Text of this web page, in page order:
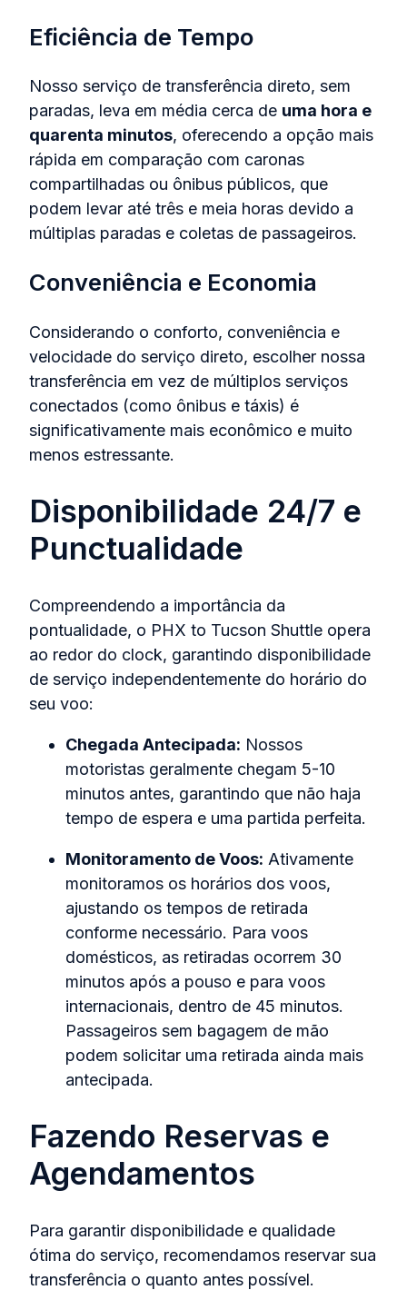
Eficiência de Tempo
Nosso serviço de transferência direto, sem
paradas, leva em média cerca de uma hora e
quarenta minutos, oferecendo a opção mais
rápida em comparação com caronas
compartilhadas ou ônibus públicos, que
podem levar até três e meia horas devido a
múltiplas paradas e coletas de passageiros.
Conveniência e Economia
Considerando o conforto, conveniência e
velocidade do serviço direto, escolher nossa
transferência em vez de múltiplos serviços
conectados (como ônibus e táxis) é
significativamente mais econômico e muito
menos estressante.
Disponibilidade 24/7 e
Punctualidade
Compreendendo a importância da
pontualidade, o PHX to Tucson Shuttle opera
ao redor do clock, garantindo disponibilidade
de serviço independentemente do horário do
seu voo:
Chegada Antecipada: Nossos
motoristas geralmente chegam 5-10
minutos antes, garantindo que não haja
tempo de espera e uma partida perfeita.
Monitoramento de Voos: Ativamente
monitoramos os horários dos voos,
ajustando os tempos de retirada
conforme necessário. Para voos
domésticos, as retiradas ocorrem 30
minutos após a pouso e para voos
internacionais, dentro de 45 minutos.
Passageiros sem bagagem de mão
podem solicitar uma retirada ainda mais
antecipada.
Fazendo Reservas e
Agendamentos
Para garantir disponibilidade e qualidade
ótima do serviço, recomendamos reservar sua
transferência o quanto antes possível.